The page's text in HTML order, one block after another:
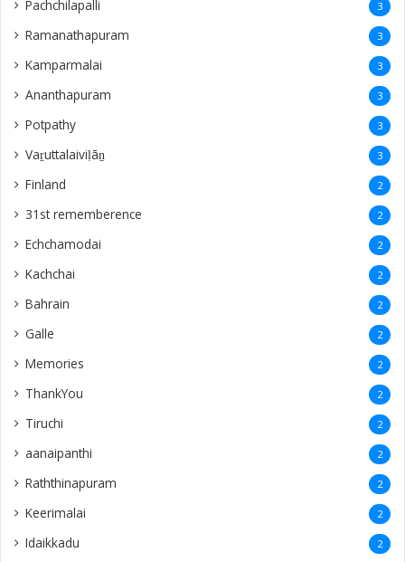
Pachchilapalli 3
Ramanathapuram 3
Kamparmalai 3
Ananthapuram 3
‎Potpathy 3
Vaṟuttalaiviḷāṉ 3
Finland 2
31st rememberence 2
Echchamodai 2
Kachchai 2
Bahrain 2
Galle 2
Memories 2
ThankYou 2
Tiruchi 2
aanaipanthi 2
Raththinapuram 2
Keerimalai 2
Idaikkadu 2